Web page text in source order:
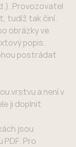
Provozovatel
tudíž tak činí.
obrázky ve
popis.
postrádat
vrstvu a není v
ji doplnit
jsou
Pro